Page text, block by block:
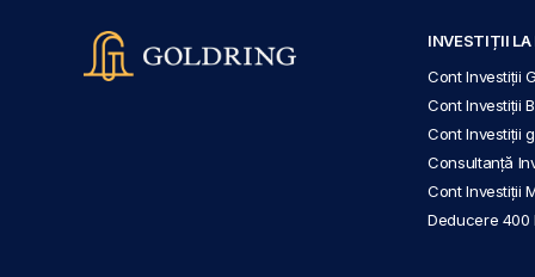
INVESTIȚII LA
Cont Investiții
Cont Investiții
Cont Investiții
Consultanță
Cont Investiții
Deducere 400